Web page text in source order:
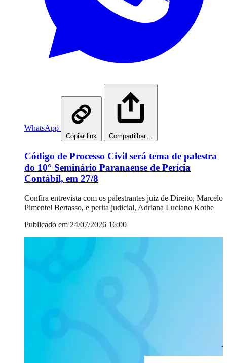
WhatsApp
Copiar link Compartilhar…
Código de Processo Civil será tema de palestra
do 10° Seminário Paranaense de Perícia
Contábil, em 27/8
Confira entrevista com os palestrantes juiz de Direito, Marcelo
Pimentel Bertasso, e perita judicial, Adriana Luciano Kothe
Publicado em 24/07/2026 16:00